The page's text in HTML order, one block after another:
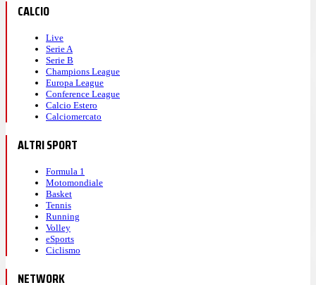
CALCIO
Live
Serie A
Serie B
Champions League
Europa League
Conference League
Calcio Estero
Calciomercato
ALTRI SPORT
Formula 1
Motomondiale
Basket
Tennis
Running
Volley
eSports
Ciclismo
NETWORK